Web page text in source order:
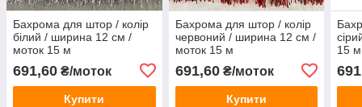
Бахрома для штор / колір
білий / ширина 12 см /
моток 15 м
691,60 ₴/моток
Купити
Бахрома для штор / колір
червоний / ширина 12 см /
моток 15 м
691,60₴/моток
Купити
15 м